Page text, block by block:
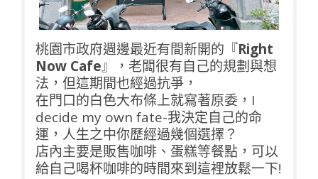
桃園市政府週邊最近有間新開的『Right
Now Cafe』，老闆很有自己的規劃與想
法，但這期間也經過抗爭，
在門口的白色大布條上就寫著原委，I
decide my own fate-我決定自己的命
運，人生之中你歷經過幾個選擇？
店內主要是販售咖啡、蛋糕等餐點，可以
給自己喝杯咖啡的時間來到這裡放鬆一下!